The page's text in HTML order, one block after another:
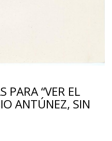
PARA “VER EL
ANTÚNEZ, SIN